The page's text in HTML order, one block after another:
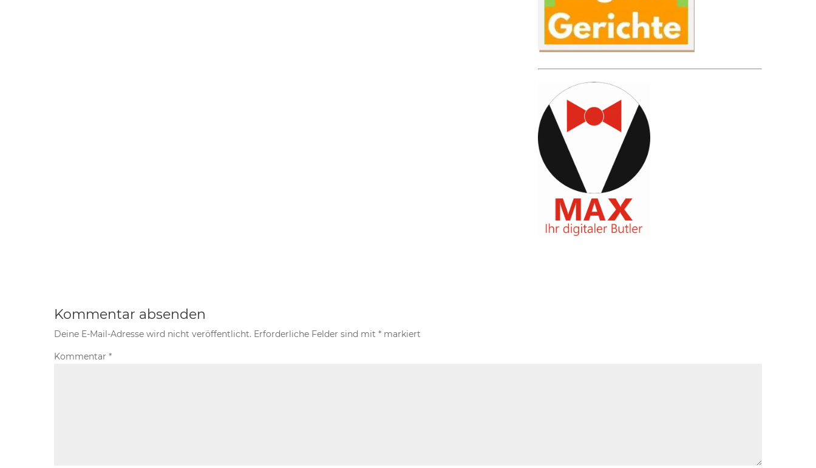
Kommentar absenden
Deine E-Mail-Adresse wird nicht veröffentlicht. Erforderliche Felder sind mit * markiert
Kommentar *